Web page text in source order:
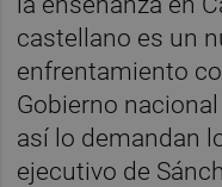
castellano es un
enfrentamiento
Gobierno
así lo demandan
ejecutivo de